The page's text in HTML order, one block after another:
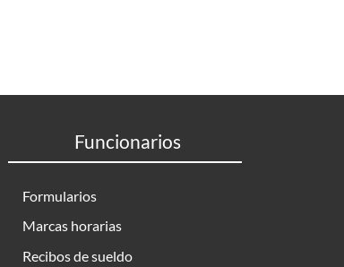
Funcionarios
Formularios
Marcas horarias
Recibos de sueldo